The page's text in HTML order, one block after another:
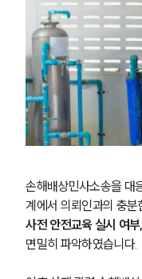
손해배상민사소송을 대
계에서 의뢰인과의 충분
사전 안전교육 실시 여
면밀히 파악하였습니다.